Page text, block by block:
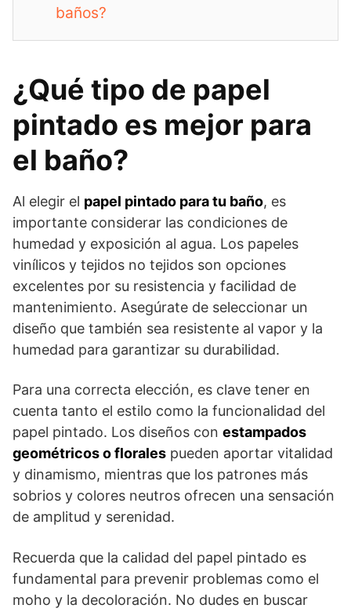
baños?
¿Qué tipo de papel
pintado es mejor para
el baño?
Al elegir el papel pintado para tu baño, es
importante considerar las condiciones de
humedad y exposición al agua. Los papeles
vinílicos y tejidos no tejidos son opciones
excelentes por su resistencia y facilidad de
mantenimiento. Asegúrate de seleccionar un
diseño que también sea resistente al vapor y la
humedad para garantizar su durabilidad.
Para una correcta elección, es clave tener en
cuenta tanto el estilo como la funcionalidad del
papel pintado. Los diseños con estampados
geométricos o florales pueden aportar vitalidad
y dinamismo, mientras que los patrones más
sobrios y colores neutros ofrecen una sensación
de amplitud y serenidad.
Recuerda que la calidad del papel pintado es
fundamental para prevenir problemas como el
moho y la decoloración. No dudes en buscar